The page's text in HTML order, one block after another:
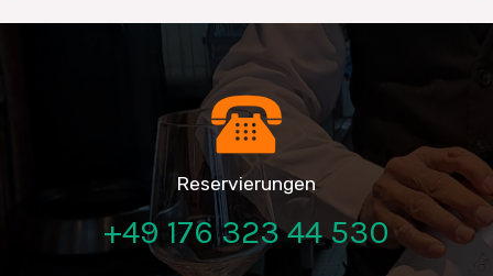
Reservierungen
+49 176 323 44 530